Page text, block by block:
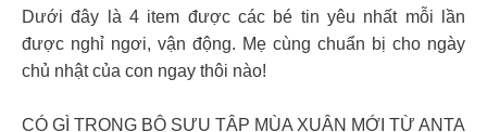
Dưới đây là 4 item được các bé tin yêu nhất mỗi lần
được nghỉ ngơi, vận động. Mẹ cùng chuẩn bị cho ngày
chủ nhật của con ngay thôi nào!
CÓ GÌ TRONG BỘ SƯU TẬP MÙA XUÂN MỚI TỪ ANTA